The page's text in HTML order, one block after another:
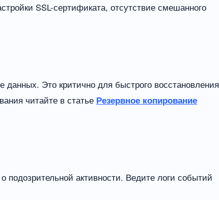
SSL-сертификата, отсутствие смешанного
данных. Это критично для быстрого восстановления
читайте в статье Резервное копирование
подозрительной активности. Ведите логи событий